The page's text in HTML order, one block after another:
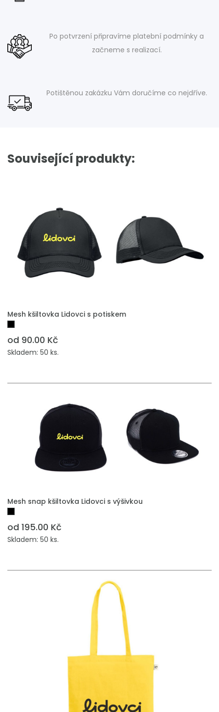
Po potvrzení připravíme platební podmínky a
začneme s realizací.
Potištěnou zakázku Vám doručíme co nejdříve.
Související produkty:
PŘIDAT DO POPTÁVKY
Mesh kšiltovka Lidovci s potiskem
od 90.00 Kč
Skladem: 50 ks.
PŘIDAT DO POPTÁVKY
Mesh snap kšiltovka Lidovci s výšivkou
od 195.00 Kč
Skladem: 50 ks.